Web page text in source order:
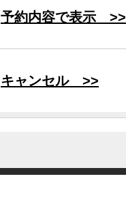
予約内容で表示 >>
キャンセル >>